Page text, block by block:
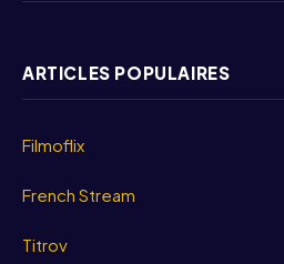
ARTICLES POPULAIRES
Filmoflix
French Stream
Titrov